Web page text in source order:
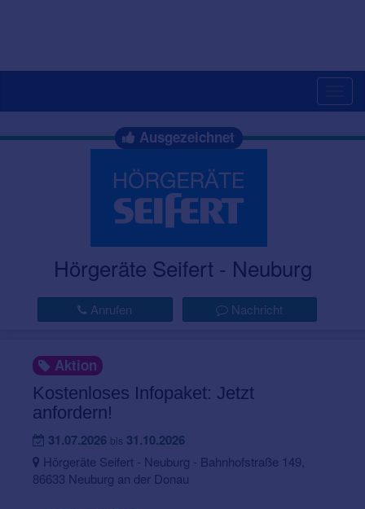
Ausgezeichnet
Hörgeräte Seifert - Neuburg
Anrufen Nachricht
Aktion
Kostenloses Infopaket: Jetzt
anfordern!
31.07.2026 bis 31.10.2026
Hörgeräte Seifert - Neuburg - Bahnhofstraße 149,
86633 Neuburg an der Donau